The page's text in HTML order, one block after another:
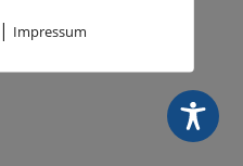
Impressum